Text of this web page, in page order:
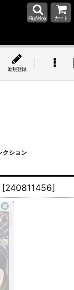
商品検索 カート
新規登録
クション
[240811456]